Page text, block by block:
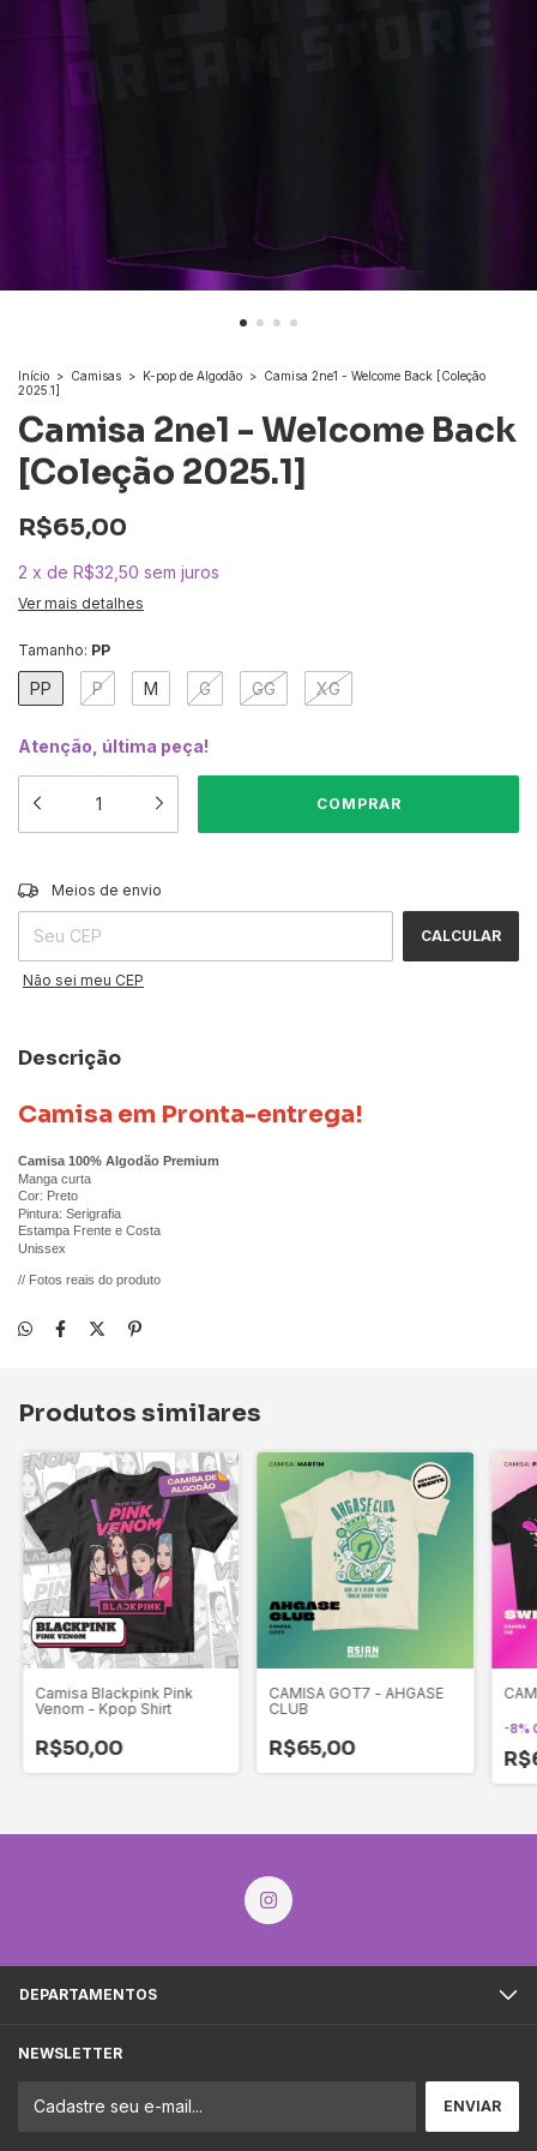
Início > Camisas > K-pop de Algodão > Camisa 2ne1 - Welcome Back [Coleção
2025.1]
Camisa 2ne1 - Welcome Back
[Coleção 2025.1]
R$65,00
2 x de R$32,50 sem juros
Ver mais detalhes
Tamanho: PP
PP P M G GG XG
Atenção, última peça!
Entregas para o CEP:
Meios de envio
CALCULAR
Não sei meu CEP
Descrição
Camisa em Pronta-entrega!
Camisa 100% Algodão Premium
Manga curta
Cor: Preto
Pintura: Serigrafia
Estampa Frente e Costa
Unissex
// Fotos reais do produto
Produtos similares
Camisa Blackpink Pink
Venom - Kpop Shirt
R$50,00
CAMISA GOT7 - AHGASE
CLUB
R$65,00
-8%
DEPARTAMENTOS
NEWSLETTER